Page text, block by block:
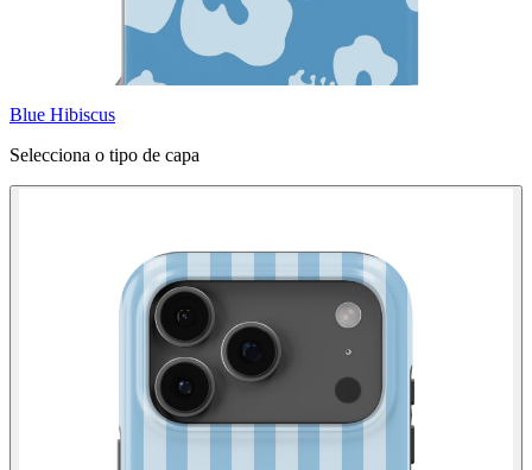
Blue Hibiscus
Selecciona o tipo de capa